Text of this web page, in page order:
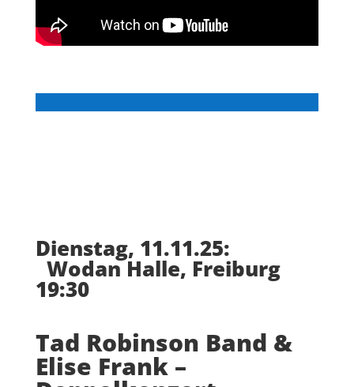
Dienstag, 11.11.25:
Wodan Halle, Freiburg
19:30
Tad Robinson Band &
Elise Frank –